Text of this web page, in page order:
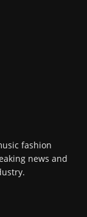
fashion
news and